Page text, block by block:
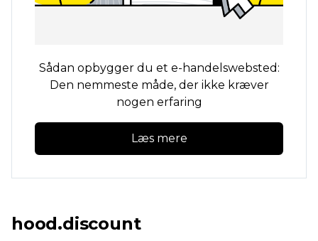
Sådan opbygger du et e-handelswebsted:
Den nemmeste måde, der ikke kræver
nogen erfaring
Læs mere
hood.discount